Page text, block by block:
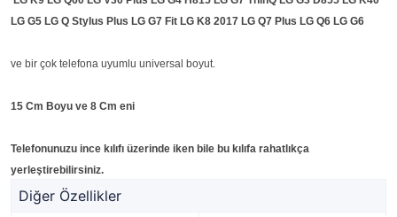
LG G5 LG Q Stylus Plus LG G7 Fit LG K8 2017 LG Q7 Plus LG Q6 LG G6
ve bir çok telefona uyumlu universal boyut.
15 Cm Boyu ve 8 Cm eni
Telefonunuzu ince kılıfı üzerinde iken bile bu kılıfa rahatlıkça
yerleştirebilirsiniz.
Diğer Özellikler